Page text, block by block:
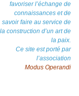
favoriser l’échange de
connaissances et de
savoir faire au service de
la construction d’un art de
la paix.
Ce site est porté par
l’association
Modus Operandi